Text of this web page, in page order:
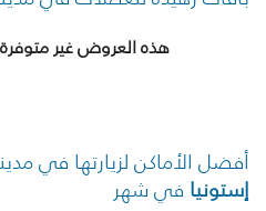
هذه العروض غير
أفضل الأماكن لزيارتها في
إستونيا في شهر